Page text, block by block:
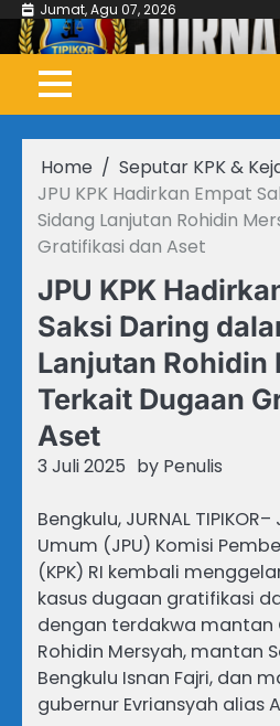
Skip
content
Jumat, Agu 07, 2026
Home
Seputar KPK &
JPU KPK Hadirkan Empat
Sidang Lanjutan Rohidin
Gratifikasi dan Aset
JPU KPK
Saksi Daring
Lanjutan Rohidin
Terkait Dugaan
Aset
3 Juli 2025 by Penulis
Bengkulu, JURNAL
Umum (JPU) Komisi
(KPK) RI kembali
kasus dugaan gratifikasi
dengan terdakwa mantan
Rohidin Mersyah, mantan
Bengkulu Isnan Fajri, dan
gubernur Evriansyah alias